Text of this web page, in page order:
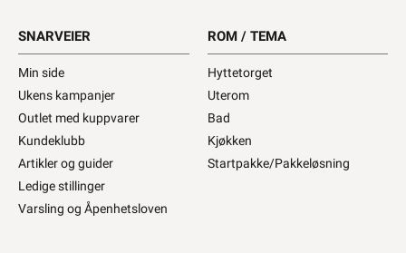
SNARVEIER
Min side
Ukens kampanjer
Outlet med kuppvarer
Kundeklubb
Artikler og guider
Ledige stillinger
Varsling og Åpenhetsloven
ROM / TEMA
Hyttetorget
Uterom
Bad
Kjøkken
Startpakke/Pakkeløsning